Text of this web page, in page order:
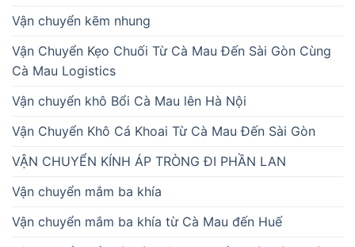
Vận chuyển kẽm nhung
Vận Chuyển Kẹo Chuối Từ Cà Mau Đến Sài Gòn Cùng
Cà Mau Logistics
Vận chuyển khô Bổi Cà Mau lên Hà Nội
Vận Chuyển Khô Cá Khoai Từ Cà Mau Đến Sài Gòn
VẬN CHUYỂN KÍNH ÁP TRÒNG ĐI PHẦN LAN
Vận chuyển mắm ba khía
Vận chuyển mắm ba khía từ Cà Mau đến Huế